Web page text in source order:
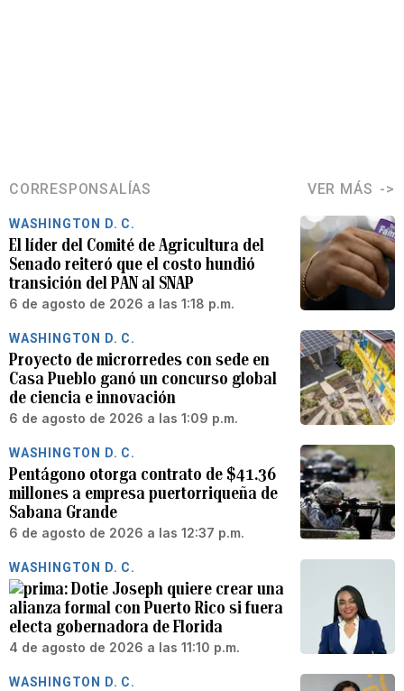
CORRESPONSALÍAS VER MÁS
WASHINGTON D. C.
El líder del Comité de Agricultura del
Senado reiteró que el costo hundió
transición del PAN al SNAP
6 de agosto de 2026 a las 1:18 p.m.
WASHINGTON D. C.
Proyecto de microrredes con sede en
Casa Pueblo ganó un concurso global
de ciencia e innovación
6 de agosto de 2026 a las 1:09 p.m.
WASHINGTON D. C.
Pentágono otorga contrato de $41.36
millones a empresa puertorriqueña de
Sabana Grande
6 de agosto de 2026 a las 12:37 p.m.
WASHINGTON D. C.
Dotie Joseph quiere crear una
alianza formal con Puerto Rico si fuera
electa gobernadora de Florida
4 de agosto de 2026 a las 11:10 p.m.
WASHINGTON D. C.